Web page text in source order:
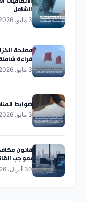
الشامل
3 مايو، 2026
مصلحة
قراءة
3 مايو، 2026
ضوابط
3 مايو، 2026
قانون
بموجب القانون
30 أبريل، 2026